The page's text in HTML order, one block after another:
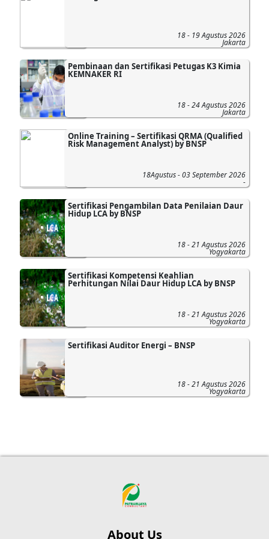
18 - 19 Agustus 2026
Jakarta
Pembinaan dan Sertifikasi Petugas K3 Kimia
KEMNAKER RI
18 - 24 Agustus 2026
Jakarta
Online Training – Sertifikasi QRMA (Qualified
Risk Management Analyst) by BNSP
18Agustus - 03 September 2026
-
Sertifikasi Pengambilan Data Penilaian Daur
Hidup LCA by BNSP
18 - 21 Agustus 2026
Yogyakarta
Sertifikasi Kompetensi Keahlian
Perhitungan Nilai Daur Hidup LCA by BNSP
18 - 21 Agustus 2026
Yogyakarta
Sertifikasi Auditor Energi – BNSP
18 - 21 Agustus 2026
Yogyakarta
About Us